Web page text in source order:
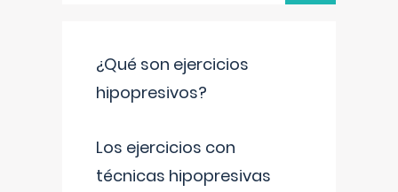
¿Qué son ejercicios
hipopresivos?
Los ejercicios con
técnicas hipopresivas